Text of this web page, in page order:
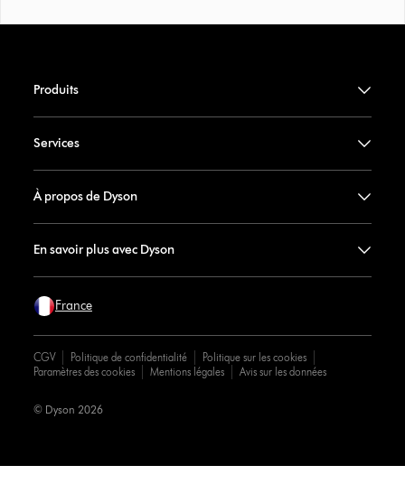
Produits
Services
À propos de Dyson
En savoir plus avec Dyson
France
CGV Politique de confidentialité
Politique sur les cookies
Paramètres des cookies
Mentions légales Avis sur les données
© Dyson 2026